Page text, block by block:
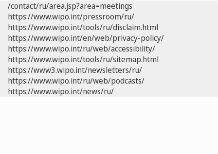
/contact/ru/area.jsp?area=meetings
https://www.wipo.int/pressroom/ru/
https://www.wipo.int/tools/ru/disclaim.html
https://www.wipo.int/en/web/privacy-policy/
https://www.wipo.int/ru/web/accessibility/
https://www.wipo.int/tools/ru/sitemap.html
https://www3.wipo.int/newsletters/ru/
https://www.wipo.int/ru/web/podcasts/
https://www.wipo.int/news/ru/